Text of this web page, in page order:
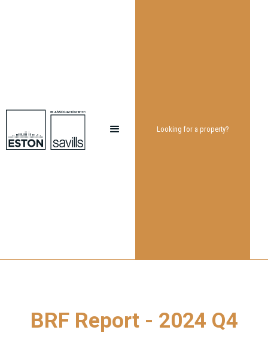
Looking for a property?
BRF Report - 2024 Q4